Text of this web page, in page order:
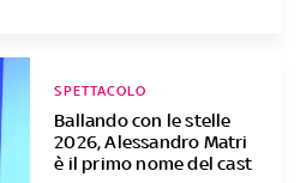
Ballando con le stelle
2026, Alessandro Matri
è il primo nome del cast
SPETTACOLO